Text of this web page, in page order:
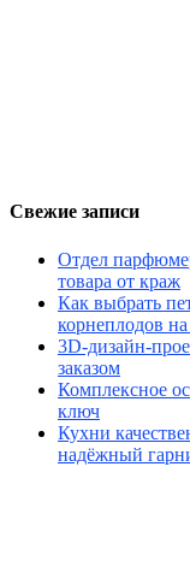
Свежие записи
Отдел
товара от краж
Как выбрать
корнеплодов
3D-дизайн-
заказом
Комплексное
ключ
Кухни
надёжный